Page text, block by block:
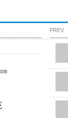
PREV